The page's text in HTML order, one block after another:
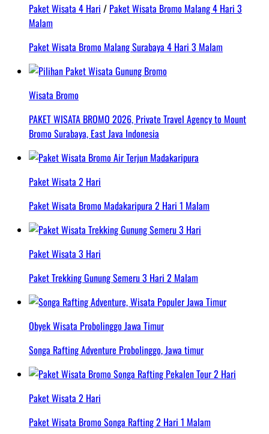
Paket Wisata 4 Hari / Paket Wisata Bromo Malang 4 Hari 3
Malam
Paket Wisata Bromo Malang Surabaya 4 Hari 3 Malam
Wisata Bromo
PAKET WISATA BROMO 2026, Private Travel Agency to Mount
Bromo Surabaya, East Java Indonesia
Paket Wisata 2 Hari
Paket Wisata Bromo Madakaripura 2 Hari 1 Malam
Paket Wisata 3 Hari
Paket Trekking Gunung Semeru 3 Hari 2 Malam
Obyek Wisata Probolinggo Jawa Timur
Songa Rafting Adventure Probolinggo, Jawa timur
Paket Wisata 2 Hari
Paket Wisata Bromo Songa Rafting 2 Hari 1 Malam